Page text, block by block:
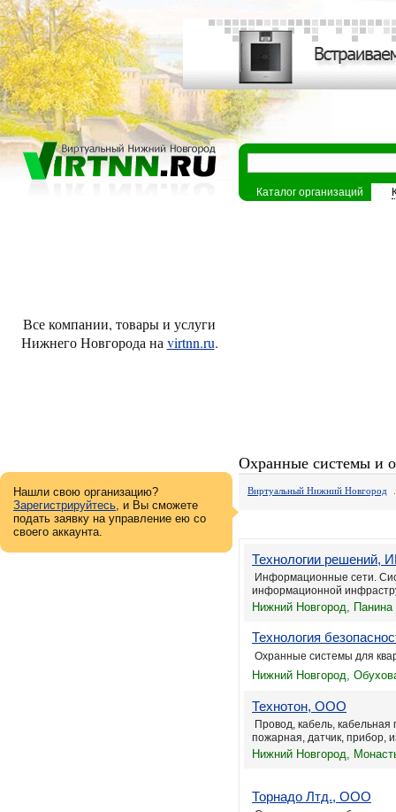
Каталог организаций
Все компании, товары и услуги
Нижнего Новгорода на virtnn.ru.
Нашли свою организацию?
Зарегистрируйтесь, и Вы сможете
подать заявку на управление ею со
своего аккаунта.
Охранные системы и
Виртуальный Нижний Новгород
Технологии решений,
Информационные сети.
информационной
Нижний Новгород,
Технология
Охранные системы для
Нижний Новгород,
Технотон, ООО
Провод, кабель,
пожарная, датчик, прибор,
Нижний Новгород,
Торнадо Лтд., ООО